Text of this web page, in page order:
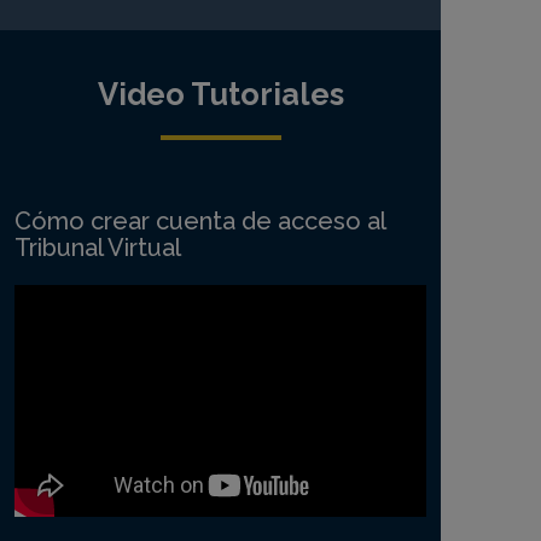
Video Tutoriales
Cómo crear cuenta de acceso al
Tribunal Virtual